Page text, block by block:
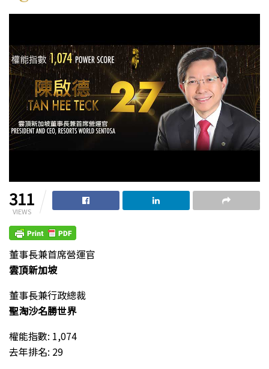
311
VIEWS
董事長兼首席營運官
雲頂新加坡
董事長兼行政總裁
聖淘沙名勝世界
權能指數: 1,074
去年排名: 29